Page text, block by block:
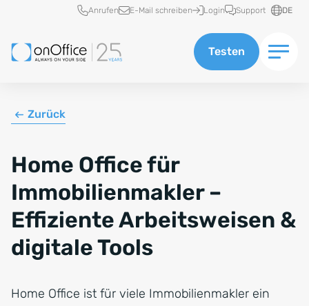
Schnellzugriff
Anrufen E-Mail schreiben Login Support DE
Testen
Zurück
Home Office für
Immobilienmakler –
Effiziente Arbeitsweisen &
digitale Tools
Home Office ist für viele Immobilienmakler ein